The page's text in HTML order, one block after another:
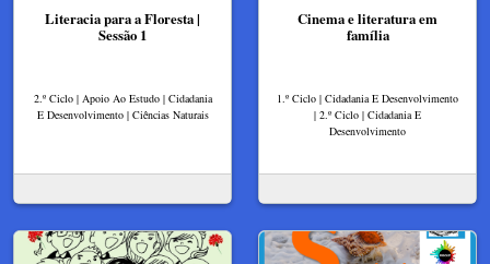
Literacia para a Floresta |
Sessão 1
2.º Ciclo | Apoio Ao Estudo | Cidadania
E Desenvolvimento | Ciências Naturais
Cinema e literatura em
família
1.º Ciclo | Cidadania E Desenvolvimento
| 2.º Ciclo | Cidadania E
Desenvolvimento